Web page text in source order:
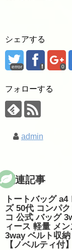
シェアする
error 0
フォローする
admin
関連記事
トートバッグ
ズ 50代 コンパ
コ 公式 バッグ
ィース 軽量 メ
3way ベルト収
【ノベルティ付】